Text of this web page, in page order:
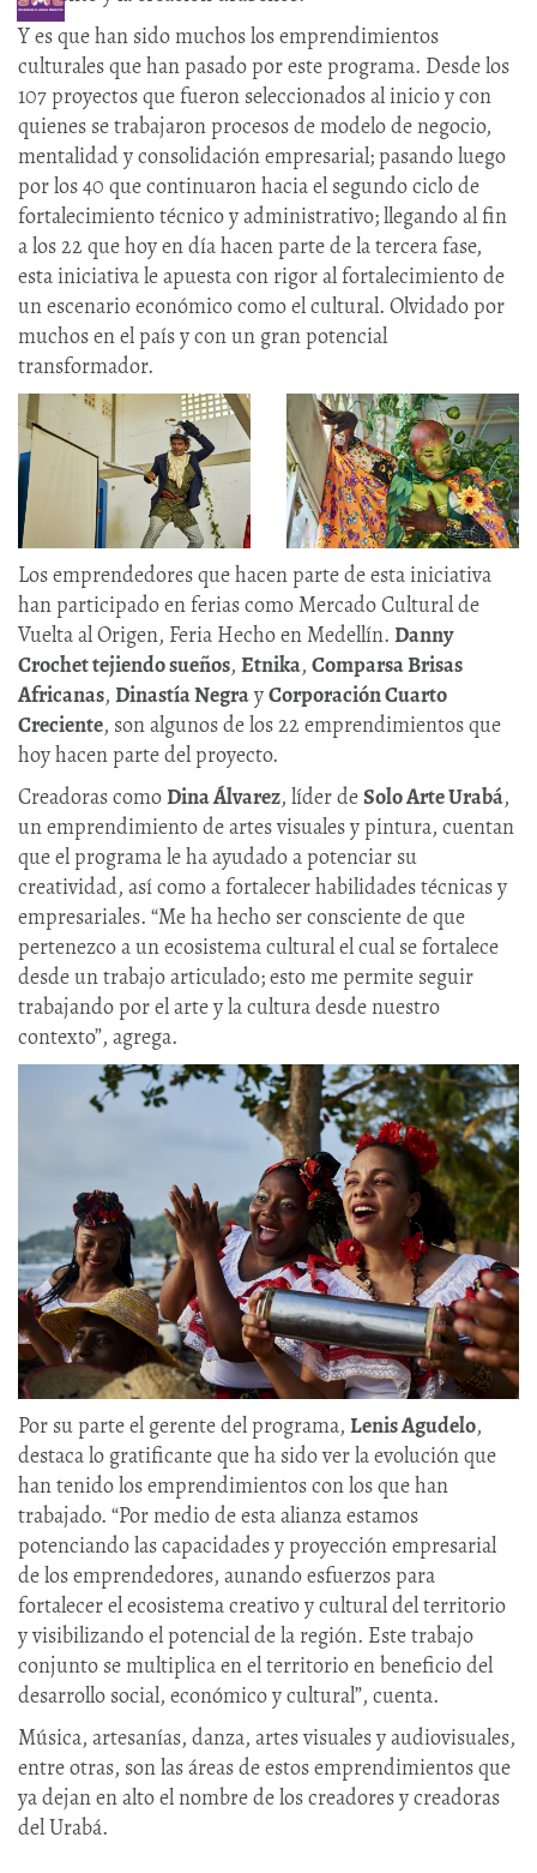
Y es que han sido muchos los emprendimientos
culturales que han pasado por este programa. Desde los
107 proyectos que fueron seleccionados al inicio y con
quienes se trabajaron procesos de modelo de negocio,
mentalidad y consolidación empresarial; pasando luego
por los 40 que continuaron hacia el segundo ciclo de
fortalecimiento técnico y administrativo; llegando al fin
a los 22 que hoy en día hacen parte de la tercera fase,
esta iniciativa le apuesta con rigor al fortalecimiento de
un escenario económico como el cultural. Olvidado por
muchos en el país y con un gran potencial
transformador.
Los emprendedores que hacen parte de esta iniciativa
han participado en ferias como Mercado Cultural de
Vuelta al Origen, Feria Hecho en Medellín. Danny
Crochet tejiendo sueños, Etnika, Comparsa Brisas
Africanas, Dinastía NegrayCorporación Cuarto
Creciente, son algunos de los 22 emprendimientos que
hoy hacen parte del proyecto.
Creadoras comoDina Álvarez, líder deSolo Arte Urabá,
un emprendimiento de artes visuales y pintura, cuentan
que el programa le ha ayudado a potenciar su
creatividad, así como a fortalecer habilidades técnicas y
empresariales. “Me ha hecho ser consciente de que
pertenezco a un ecosistema cultural el cual se fortalece
desde un trabajo articulado; esto me permite seguir
trabajando por el arte y la cultura desde nuestro
contexto”, agrega.
Por su parte el gerente del programa, Lenis Agudelo,
destaca lo gratificante que ha sido ver la evolución que
han tenido los emprendimientos con los que han
trabajado. “Por medio de esta alianza estamos
potenciando las capacidades y proyección empresarial
de los emprendedores, aunando esfuerzos para
fortalecer el ecosistema creativo y cultural del territorio
y visibilizando el potencial de la región. Este trabajo
conjunto se multiplica en el territorio en beneficio del
desarrollo social, económico y cultural”, cuenta.
Música, artesanías, danza, artes visuales y audiovisuales,
entre otras, son las áreas de estos emprendimientos que
ya dejan en alto el nombre de los creadores y creadoras
del Urabá.